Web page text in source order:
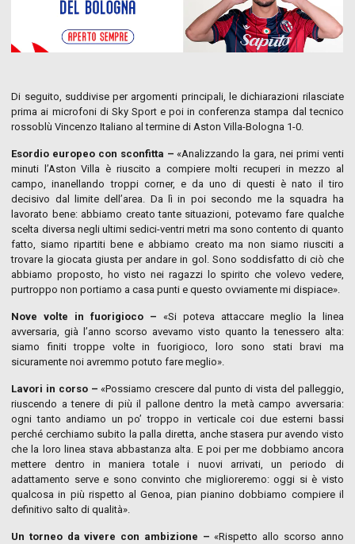
Di seguito, suddivise per argomenti principali, le dichiarazioni rilasciate
prima ai microfoni di Sky Sport e poi in conferenza stampa dal tecnico
rossoblù Vincenzo Italiano al termine di Aston Villa-Bologna 1-0.
Esordio europeo con sconfitta – «Analizzando la gara, nei primi venti
minuti l’Aston Villa è riuscito a compiere molti recuperi in mezzo al
campo, inanellando troppi corner, e da uno di questi è nato il tiro
decisivo dal limite dell’area. Da lì in poi secondo me la squadra ha
lavorato bene: abbiamo creato tante situazioni, potevamo fare qualche
scelta diversa negli ultimi sedici-ventri metri ma sono contento di quanto
fatto, siamo ripartiti bene e abbiamo creato ma non siamo riusciti a
trovare la giocata giusta per andare in gol. Sono soddisfatto di ciò che
abbiamo proposto, ho visto nei ragazzi lo spirito che volevo vedere,
purtroppo non portiamo a casa punti e questo ovviamente mi dispiace».
Nove volte in fuorigioco – «Si poteva attaccare meglio la linea
avversaria, già l’anno scorso avevamo visto quanto la tenessero alta:
siamo finiti troppe volte in fuorigioco, loro sono stati bravi ma
sicuramente noi avremmo potuto fare meglio».
Lavori in corso – «Possiamo crescere dal punto di vista del palleggio,
riuscendo a tenere di più il pallone dentro la metà campo avversaria:
ogni tanto andiamo un po’ troppo in verticale coi due esterni bassi
perché cerchiamo subito la palla diretta, anche stasera pur avendo visto
che la loro linea stava abbastanza alta. E poi per me dobbiamo ancora
mettere dentro in maniera totale i nuovi arrivati, un periodo di
adattamento serve e sono convinto che miglioreremo: oggi si è visto
qualcosa in più rispetto al Genoa, pian pianino dobbiamo compiere il
definitivo salto di qualità».
Un torneo da vivere con ambizione – «Rispetto allo scorso anno